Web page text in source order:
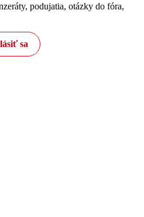
podujatia, otázky do fóra,
sa